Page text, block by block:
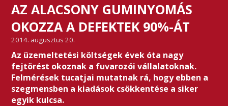
AZ ALACSONY GUMINYOMÁS
OKOZZA A DEFEKTEK 90%-ÁT
2014. augusztus 20.
Az üzemeltetési költségek évek óta nagy
fejtörést okoznak a fuvarozói vállalatoknak.
Felmérések tucatjai mutatnak rá, hogy ebben a
szegmensben a kiadások csökkentése a siker
egyik kulcsa.